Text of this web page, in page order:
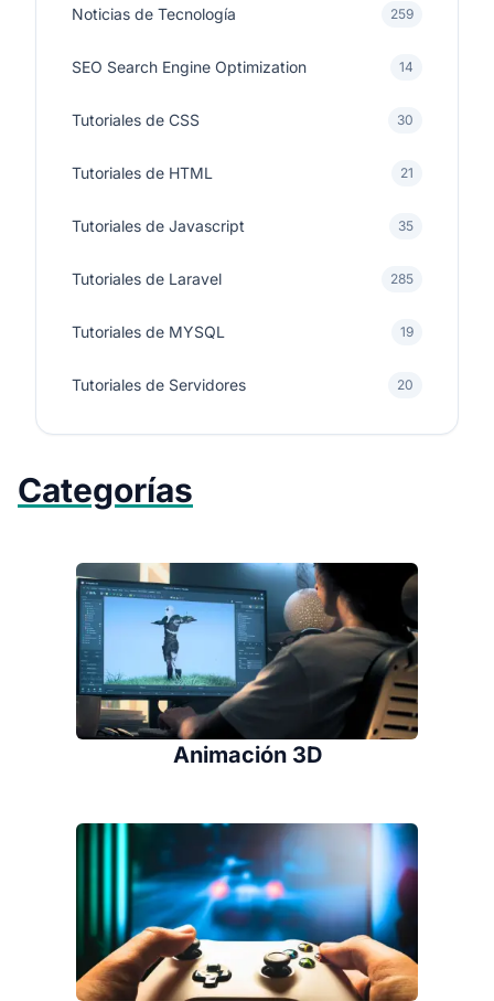
Noticias de Tecnología 259
SEO Search Engine Optimization 14
Tutoriales de CSS 30
Tutoriales de HTML 21
Tutoriales de Javascript 35
Tutoriales de Laravel 285
Tutoriales de MYSQL 19
Tutoriales de Servidores 20
Categorías
Animación 3D